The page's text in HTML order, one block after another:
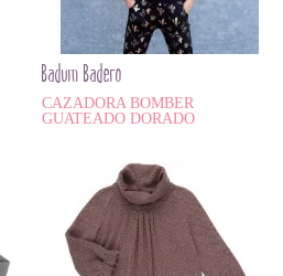
Badum Badero
CAZADORA BOMBER
GUATEADO DORADO